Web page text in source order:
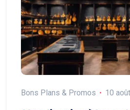
Bons Plans & Promos 10